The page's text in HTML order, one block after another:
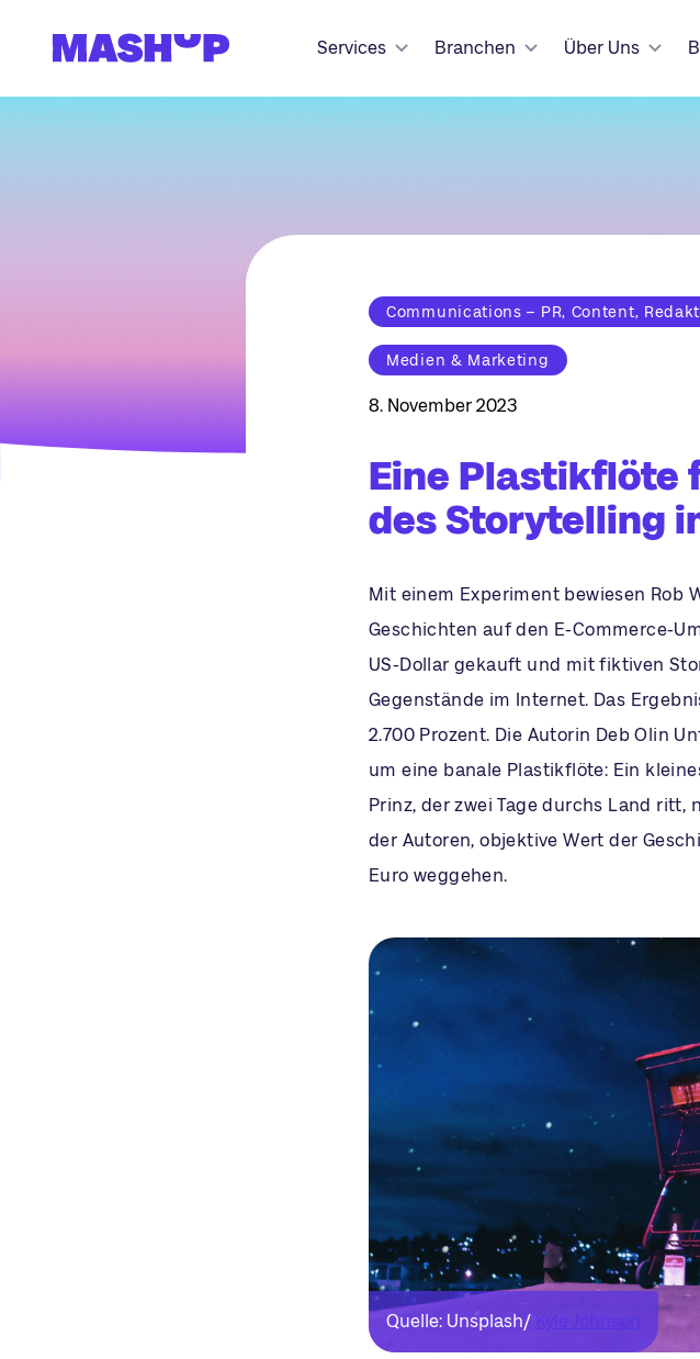
Services
Branchen Über Uns
Communications – PR, Content,
Medien & Marketing
8. November 2023
Eine Plastikflöte
des Storytelling
Mit einem Experiment bewiesen Rob
Geschichten auf den E-Commerce-
US-Dollar gekauft und mit fiktiven
Gegenstände im Internet. Das
2.700 Prozent. Die Autorin Deb Olin
um eine banale Plastikflöte: Ein
Prinz, der zwei Tage durchs Land ritt,
der Autoren, objektive Wert der
Euro weggehen.
Quelle: Unsplash/ Kyle